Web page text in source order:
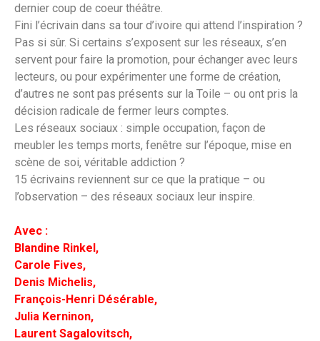
dernier coup de coeur théâtre.
Fini l’écrivain dans sa tour d’ivoire qui attend l’inspiration ?
Pas si sûr. Si certains s’exposent sur les réseaux, s’en
servent pour faire la promotion, pour échanger avec leurs
lecteurs, ou pour expérimenter une forme de création,
d’autres ne sont pas présents sur la Toile – ou ont pris la
décision radicale de fermer leurs comptes.
Les réseaux sociaux : simple occupation, façon de
meubler les temps morts, fenêtre sur l’époque, mise en
scène de soi, véritable addiction ?
15 écrivains reviennent sur ce que la pratique – ou
l’observation – des réseaux sociaux leur inspire.
Avec :
Blandine Rinkel,
Carole Fives,
Denis Michelis,
François-Henri Désérable,
Julia Kerninon,
Laurent Sagalovitsch,